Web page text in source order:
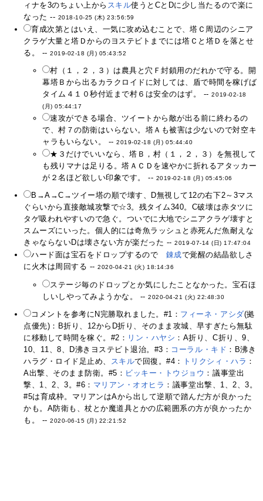
ィナを3のちょい上から スキル使うとCとDに少し当たるので楽に
なった -- 2018-10-25 (木) 23:56:59
育成次第とはいえ、一気に攻め込むことで、塔Ｃ周辺のシニア
クラゲ大量と塔Ｄからのヨステビトまでには塔Ｃと塔Ｄを落とせ
る。 --2019-02-18 (月) 05:43:52
村（１，２，３）は農具と穴Ｆ封鎖用のだれかで守る。開
幕塔Ｂから出るカラクロイドに対しては、盾で時間を稼げば
タイム４１０秒付近まで村６は安全のはず。 --2019-02-18
(月) 05:44:17
速攻ができる場合、ツイートから敵が出る前に終わるの
で、村７の防衛はいらない。塔Ａも被害は少ないので対空キ
ャラもいらない。 --2019-02-18 (月) 05:44:40
★３だけでいいなら、塔Ｂ，村（１，２，３）を無視して
も残りマナは足りる。塔ＡＣＤを速やかに折れるアタッカー
が２名ほど欲しい印象です。 -- 2019-02-18 (月) 05:45:06
B→A→C→ツイー塔の順で壊す、D無視して12の右下2～3マス
ぐらいから直接敵城攻撃で☆3。残タイム340。C破壊は赤タツに
タゲ吸われやすいので急ぐ。ついでに大地でシニアクラゲ壊すと
スムーズにいった。個人的には奇魚ラッシュと赤死んだ魚耐えな
きゃならないDは壊さない方が楽だった --2019-07-14 (日) 17:47:04
ハード面は宝石をドロップするので 錬成で覚醒の結晶欲しさ
に火木は周回する --2020-04-21 (火) 18:14:36
ステージ毎のドロップとか気にしたことなかった。宝石ほ
しいしやってみようかな。 --2020-04-21 (火) 22:48:30
コメントを参考にN完勝取れました。#1： フィーネ・アシダ(拠
点優先)：B折り、12からD折り、そのまま攻城、早すぎたら無駄
に移動して時間を稼ぐ。#2： リン・ハヤシ ：A折り、C折り、9、
10、11、8、D沸きヨステビト退治。#3： コーラル・キド ：B沸き
ハラグ・ロイド足止め、
スキルで回復。#4： トリクシィ・ハラ ：
A出撃、そのまま防衛。#5： ビッキー・トウジョウ ：議事堂出
撃、1、2、3。#6： マリアン・オオヒラ ：議事堂出撃、1、2、3。
#5は育成枠。マリアンはAから出して逆順で踏んだ方が良かった
かも。A防衛も、杖とか魔道具とかの広範囲系の方が良かったか
も。 --2020-06-15 (月) 22:21:52